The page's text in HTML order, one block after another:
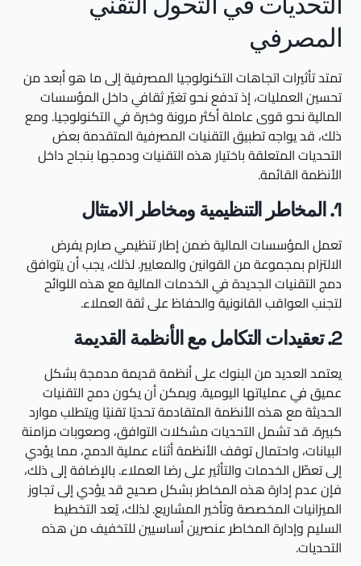
المصرفي
تمتد تأثيرات اتجاهات التكنولوجيا المصرفية إلى ما هو أبعد من
تحسين العمليات، إذ تدفع نحو تغيّر ثقافي داخل المؤسسات
المالية نحو قوى عاملة أكثر مرونة وخبرة في التكنولوجيا. ومع
ذلك، قد يواجه تطبيق التقنيات المصرفية المتقدمة بعض
التحديات المتعلقة باختيار هذه التقنيات ودمجها بنجاح داخل
الأنظمة القائمة.
1. المخاطر التنظيمية ومخاطر الامتثال
تعمل المؤسسات المالية ضمن إطار تنظيمي صارم يفرض
الالتزام بمجموعة من القوانين والمعايير. لذلك، يجب أن يتوافق
دمج التقنيات الجديدة في الخدمات المالية مع هذه اللوائح
لتجنب العواقب القانونية والحفاظ على ثقة العملاء.
2. تعقيدات التكامل مع الأنظمة القديمة
يعتمد العديد من البنوك على أنظمة قديمة مدمجة بشكل
عميق في عملياتها اليومية. ويمكن أن يكون دمج التقنيات
الحديثة مع هذه الأنظمة المتقادمة تحديًا تقنيًا ويتطلب موارد
كبيرة. قد تشمل التحديات مشكلات التوافق، وصعوبات مزامنة
البيانات، واحتمال توقف الأنظمة أثناء عملية الدمج، مما يؤدي
إلى تعطّل الخدمات والتأثير على رضا العملاء. بالإضافة إلى ذلك،
فإن عدم إدارة هذه المخاطر بشكل صحيح قد يؤدي إلى تجاوز
الميزانيات المخصصة وتأخير المشاريع. لذلك، يُعد التخطيط
السليم وإدارة المخاطر عنصرين أساسيين للتخفيف من هذه
التحديات.